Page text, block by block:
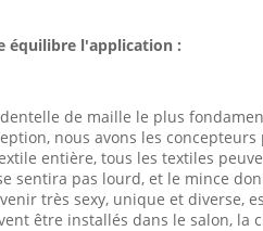
équilibre l'application :
de maille le plus
nous avons les
entière, tous les textiles
sentira pas lourd, et le mince
très sexy, unique et diverse,
être installés dans le salon, la